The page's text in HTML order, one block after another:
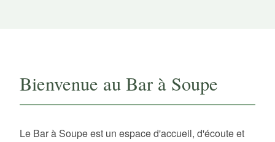
Bienvenue au Bar à Soupe
Le Bar à Soupe est un espace d'accueil, d'écoute et